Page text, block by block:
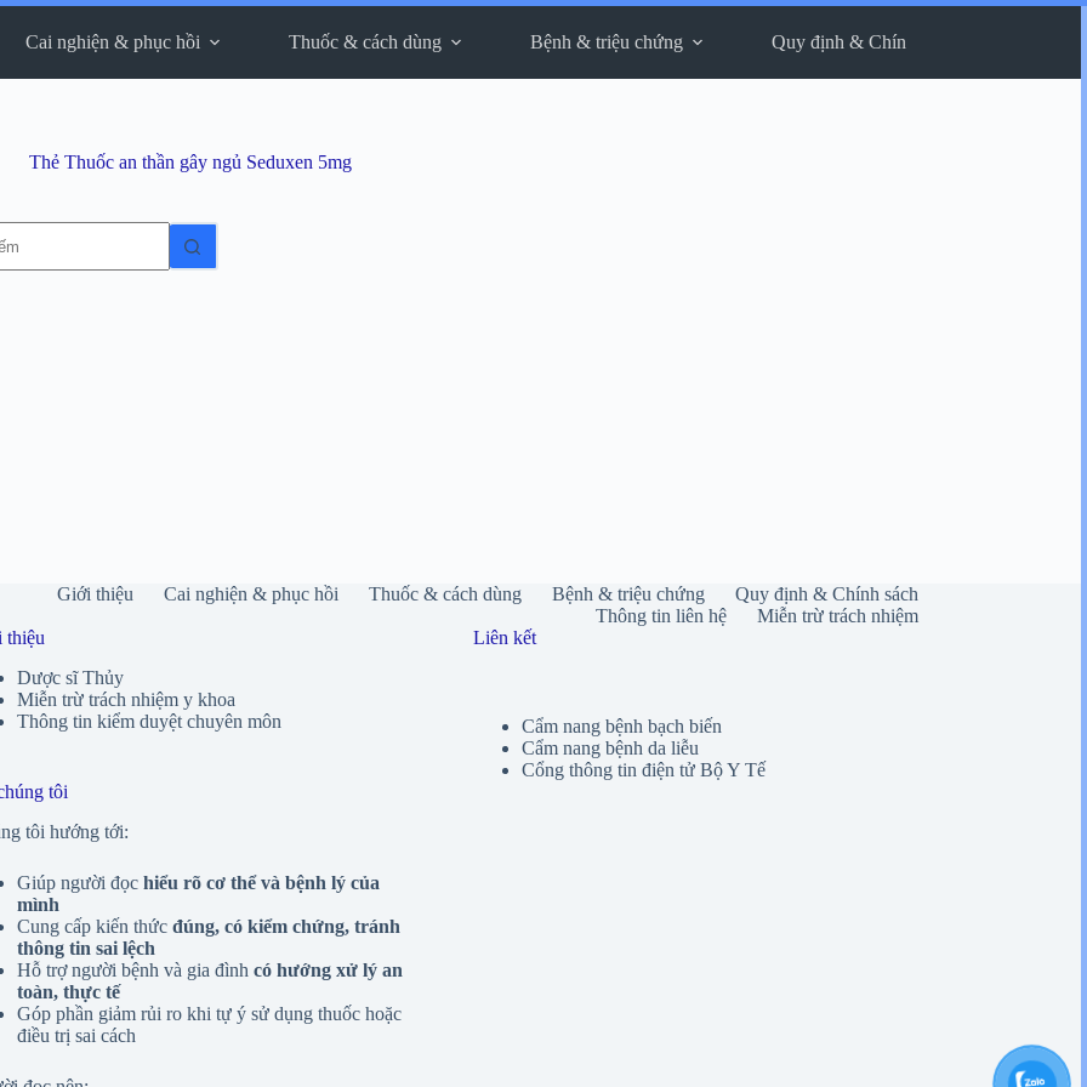
Cai nghiện & phục hồi Thuốc & cách dùng Bệnh & triệu chứng Quy định & Chính sách
ThẻThuốc an thần gây ngủ Seduxen 5mg
Giới thiệu Cai nghiện & phục hồi Thuốc & cách dùng Bệnh & triệu chứng
Quy định & Chính sách
Thông tin liên hệ
Miễn trừ trách nhiệm
thiệu
Dược sĩ Thủy
Miễn trừ trách nhiệm y khoa
Thông tin kiểm duyệt chuyên môn
tôi
tôi hướng tới:
Giúp người đọc hiểu rõ cơ thể và bệnh lý của
mình
Cung cấp kiến thức đúng, có kiểm chứng, tránh
thông tin sai lệch
Hỗ trợ người bệnh và gia đình có hướng xử lý an
toàn, thực tế
Góp phần giảm rủi ro khi tự ý sử dụng thuốc hoặc
điều trị sai cách
Liên kết
Cẩm nang bệnh bạch biến
Cẩm nang bệnh da liễu
Cổng thông tin điện tử Bộ Y Tế